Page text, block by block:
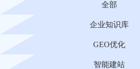
全部
企业知识库
GEO优化
智能建站